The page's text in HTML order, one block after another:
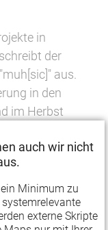
in
der
aus.
in den
im Herbst
der
ungewohnter,
Musik erfüllt
und 25.000
auch wir nicht
Minimum zu
externe Skripte